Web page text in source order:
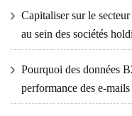
Capitaliser sur le
au sein des sociétés
Pourquoi des données
performance des e-mails